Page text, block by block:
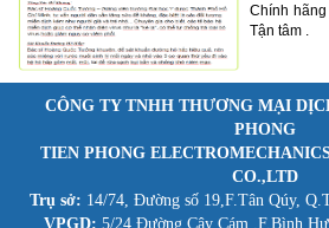
Chính hãng
Tận tâm .
CÔNG TY TNHH THƯƠNG MẠI
PHONG
TIEN PHONG
CO.,LTD
Trụ sở: 14/74, Đường số 19,F.Tân Qúy,
VPGD: 5/24 Đường Cây Cám ,F.Bình